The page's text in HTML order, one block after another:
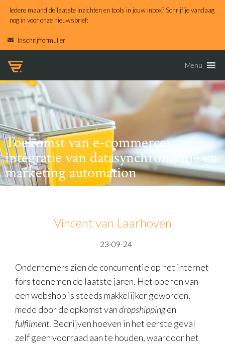
Iedere maand de laatste inzichten en tools in jouw inbox? Schrijf je vandaag
nog in voor onze nieuwsbrief:
Inschrijfformulier
Menu
Toekomst van e-commerce:
integratie van datasynchronisatie en
marketing automation
Vincent van Laarhoven
23-09-24
Ondernemers zien de concurrentie op het internet
fors toenemen de laatste jaren. Het openen van
een webshop is steeds makkelijker geworden,
mede door de opkomst vandropshippingen
fulfilment. Bedrijven hoeven in het eerste geval
zelf geen voorraad aan te houden, waardoor het